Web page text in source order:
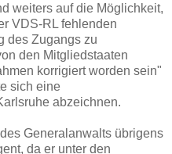
weiters auf die Möglichkeit,
VDS-RL fehlenden
des Zugangs zu
den Mitgliedstaaten
korrigiert worden sein"
sich eine
abzeichnen.
Generalanwalts übrigens
da er unter den